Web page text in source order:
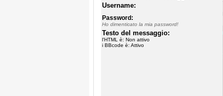
Username:
Password:
Ho dimenticato la mia password!
Testo del messaggio:
l'HTML è: Non attivo
i BBcode è: Attivo